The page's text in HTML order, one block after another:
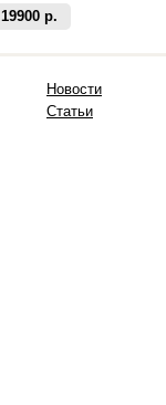
19900 р.
Новости
Статьи